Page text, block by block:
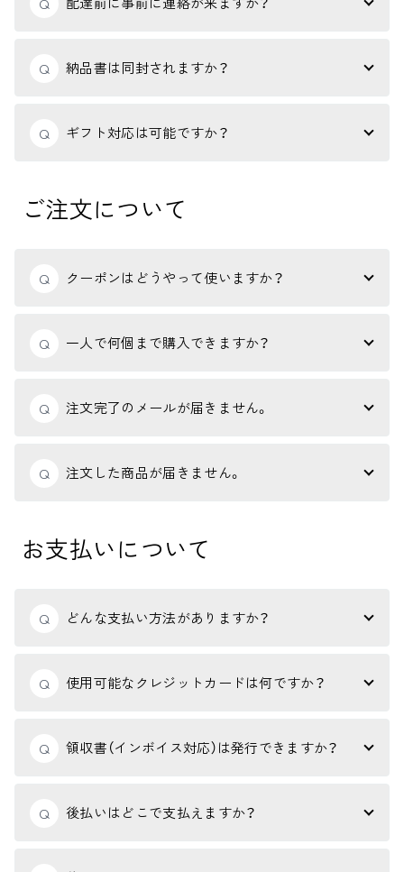
Q 納品書は同封されますか？
Q ギフト対応は可能ですか？
ご注文について
Q クーポンはどうやって使いますか？
Q 一人で何個まで購入できますか？
Q 注文完了のメールが届きません。
Q 注文した商品が届きません。
お支払いについて
Q どんな支払い方法がありますか？
Q 使用可能なクレジットカードは何ですか？
Q 領収書（インボイス対応）は発行できますか？
Q 後払いはどこで支払えますか？